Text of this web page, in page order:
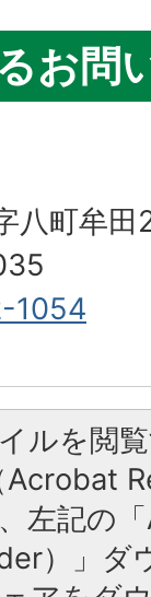
お問
八町牟
1054
ルを閲
Acrobat
左記の
）」ダ